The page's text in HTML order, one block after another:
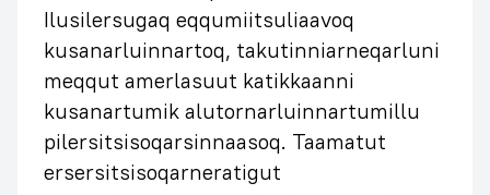
Ilusilersugaq eqqumiitsuliaavoq
kusanarluinnartoq, takutinniarneqarluni
meqqut amerlasuut katikkaanni
kusanartumik alutornarluinnartumillu
pilersitsisoqarsinnaasoq. Taamatut
ersersitsisoqarneratigut